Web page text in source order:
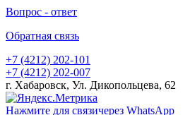
Вопрос - ответ
Обратная связь
+7 (4212) 202-101
+7 (4212) 202-007
г. Хабаровск, Ул. Дикопольцева, 62
Нажмите для связичерез WhatsApp